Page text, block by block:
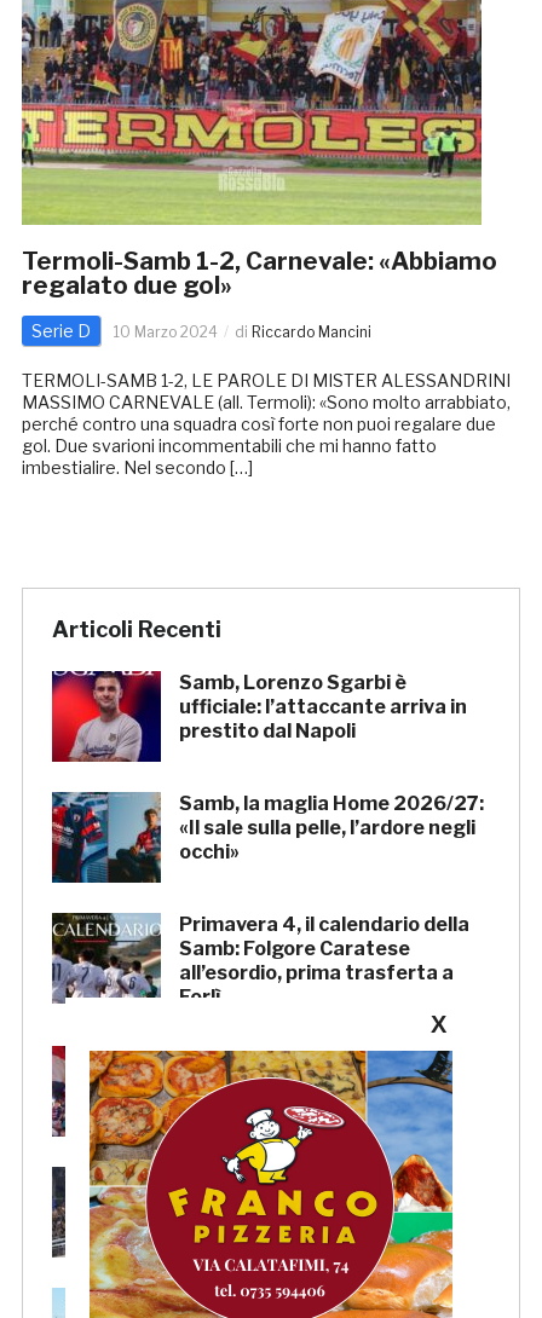
Termoli-Samb 1-2, Carnevale: «Abbiamo
regalato due gol»
Serie D 10 Marzo 2024 di Riccardo Mancini
TERMOLI-SAMB 1-2, LE PAROLE DI MISTER ALESSANDRINI
MASSIMO CARNEVALE (all. Termoli): «Sono molto arrabbiato,
perché contro una squadra così forte non puoi regalare due
gol. Due svarioni incommentabili che mi hanno fatto
imbestialire. Nel secondo […]
Articoli Recenti
Samb, Lorenzo Sgarbi è
ufficiale: l’attaccante arriva in
prestito dal Napoli
Samb, la maglia Home 2026/27:
«Il sale sulla pelle, l’ardore negli
occhi»
Primavera 4, il calendario della
Samb: Folgore Caratese
all’esordio, prima trasferta a
Forlì
Samb, su il sipario: stasera la
presentazione della squadra in
piazza Giorgini
Pescara-Samb, l’Osservatorio
rimanda la decisione al CASMS:
possibile divieto
Samb, ripresi gli allenamenti:
X